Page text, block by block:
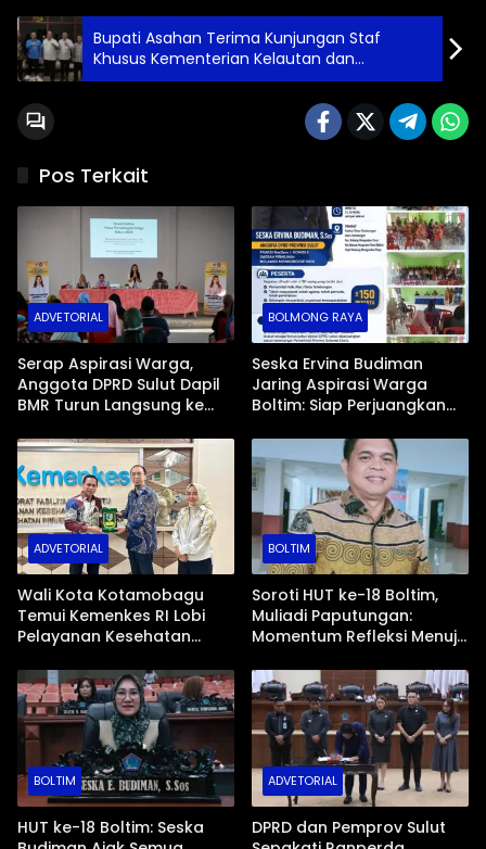
Bupati Asahan Terima Kunjungan Staf
Khusus Kementerian Kelautan dan
Perikanan RI
Pos Terkait
ADVETORIAL
Serap Aspirasi Warga,
Anggota DPRD Sulut Dapil
BMR Turun Langsung ke
BOLMONG RAYA
Seska Ervina Budiman
Jaring Aspirasi Warga
Boltim: Siap Perjuangkan
Pemasaran UMKM
ADVETORIAL
Wali Kota Kotamobagu
Temui Kemenkes RI Lobi
Pelayanan Kesehatan
BOLTIM
Soroti HUT ke-18 Boltim,
Muliadi Paputungan:
Momentum Refleksi Menuju
Berdaya Saing
BOLTIM
HUT ke-18 Boltim: Seska
ADVETORIAL
DPRD dan Pemprov Sulut